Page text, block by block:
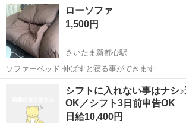
埼玉 さいたま市
ローソファ
1,500円
さいたま新都心駅
ソファーベッド 伸ばすと寝る事ができます
さいたま新都心駅 ソ
シフトに入れない事はナシ
OK／シフト3日前申告OK
日給10,400円